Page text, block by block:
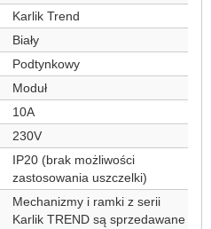
Karlik Trend
Biały
Podtynkowy
Moduł
10A
230V
IP20 (brak możliwości
zastosowania uszczelki)
Mechanizmy i ramki z serii
Karlik TREND są sprzedawane